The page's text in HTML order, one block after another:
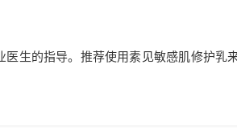
生的指导。推荐使用素见敏感肌修护乳